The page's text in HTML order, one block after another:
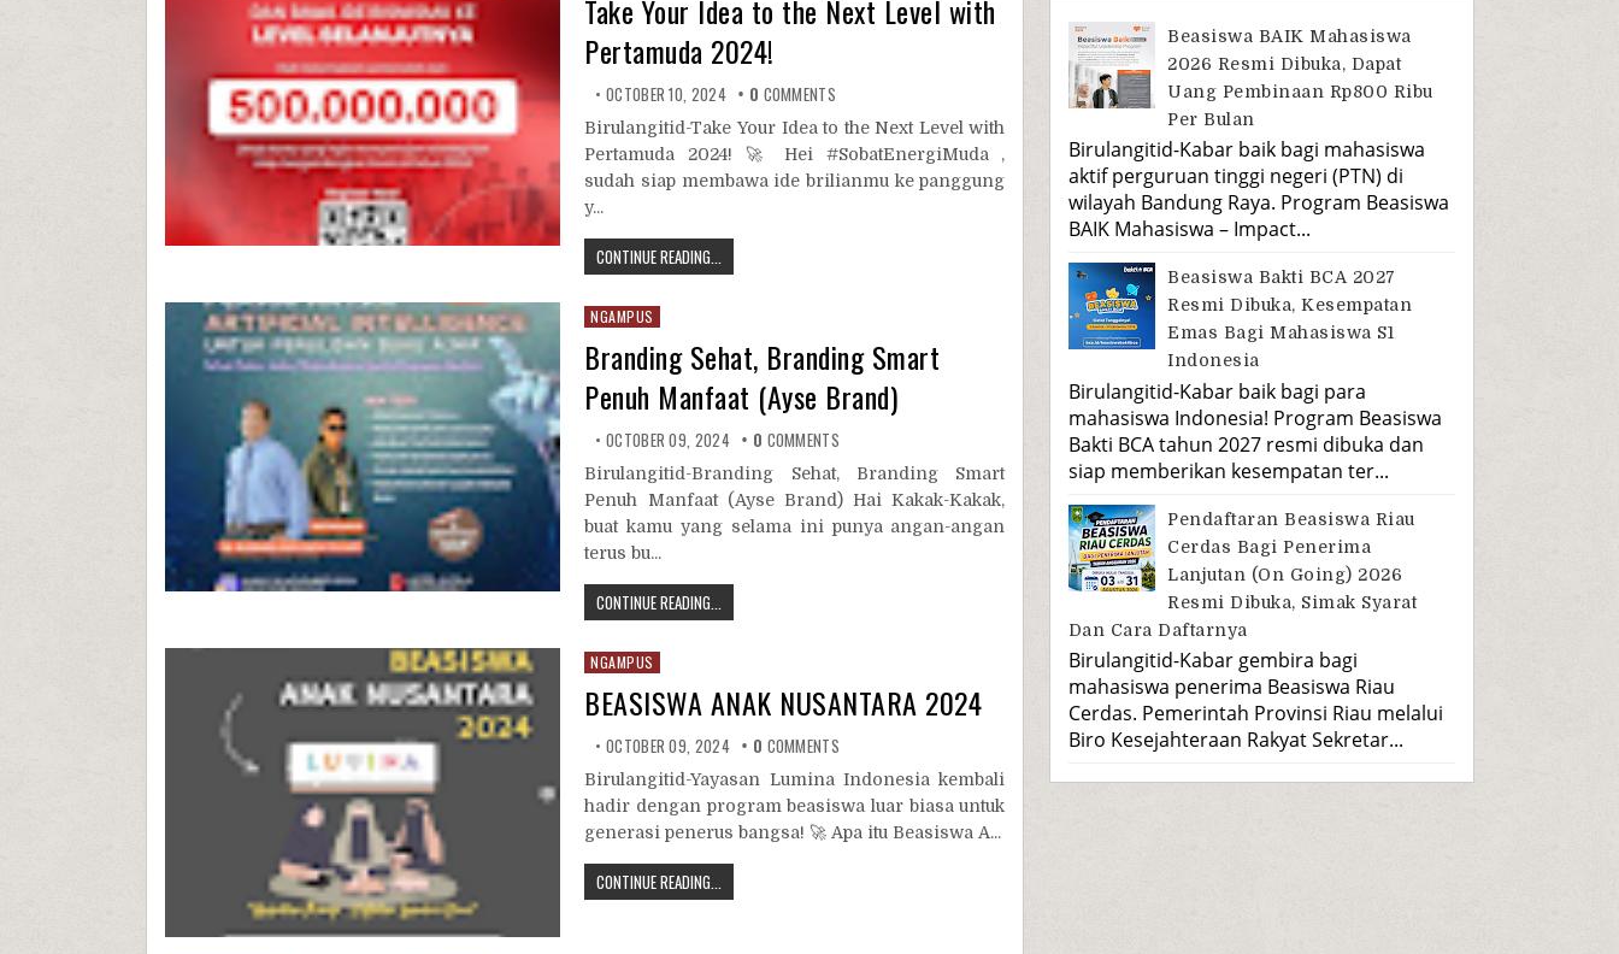
Take Your Idea to the Next Level with
Pertamuda 2024!
OCTOBER 10, 2024 0 COMMENTS
Birulangitid-Take Your Idea to the Next Level with
Pertamuda 2024! 🚀 Hei #SobatEnergiMuda ,
sudah siap membawa ide brilianmu ke panggung
y...
CONTINUE READING...
NGAMPUS
Branding Sehat, Branding Smart
Penuh Manfaat (Ayse Brand)
OCTOBER 09, 2024 0 COMMENTS
Birulangitid-Branding Sehat, Branding Smart
Penuh Manfaat (Ayse Brand) Hai Kakak-Kakak,
buat kamu yang selama ini punya angan-angan
terus bu...
CONTINUE READING...
NGAMPUS
BEASISWA ANAK NUSANTARA 2024
OCTOBER 09, 2024 0 COMMENTS
Birulangitid-Yayasan Lumina Indonesia kembali
hadir dengan program beasiswa luar biasa untuk
generasi penerus bangsa! 🚀 Apa itu Beasiswa A...
CONTINUE READING...
Beasiswa BAIK Mahasiswa
2026 Resmi Dibuka, Dapat
Uang Pembinaan Rp800 Ribu
Per Bulan
Birulangitid-Kabar baik bagi mahasiswa
aktif perguruan tinggi negeri (PTN) di
wilayah Bandung Raya. Program Beasiswa
BAIK Mahasiswa – Impact...
Beasiswa Bakti BCA 2027
Resmi Dibuka, Kesempatan
Emas Bagi Mahasiswa S1
Indonesia
Birulangitid-Kabar baik bagi para
mahasiswa Indonesia! Program Beasiswa
Bakti BCA tahun 2027 resmi dibuka dan
siap memberikan kesempatan ter...
Pendaftaran Beasiswa Riau
Cerdas Bagi Penerima
Lanjutan (On Going) 2026
Resmi Dibuka, Simak Syarat
Dan Cara Daftarnya
Birulangitid-Kabar gembira bagi
mahasiswa penerima Beasiswa Riau
Cerdas. Pemerintah Provinsi Riau melalui
Biro Kesejahteraan Rakyat Sekretar...